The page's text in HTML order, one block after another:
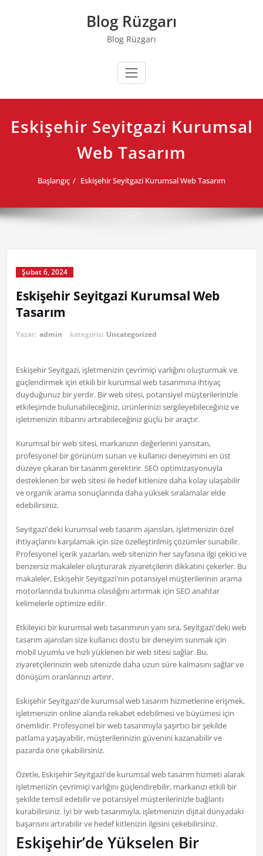
Blog Rüzgarı
Blog Rüzgarı
Eskişehir Seyitgazi Kurumsal
Web Tasarım
Başlangıç Eskişehir Seyitgazi Kurumsal Web Tasarım
Şubat 6, 2024
Eskişehir Seyitgazi Kurumsal Web
Tasarım
Yazar: admin kategorisi Uncategorized
Eskişehir Seyitgazi, işletmenizin çevrimiçi varlığını oluşturmak ve
güçlendirmek için etkili bir kurumsal web tasarımına ihtiyaç
duyduğunuz bir yerdir. Bir web sitesi, potansiyel müşterilerinizle
etkileşimde bulunabileceğiniz, ürünlerinizi sergileyebileceğiniz ve
işletmenizin itibarını artırabileceğiniz güçlü bir araçtır.
Kurumsal bir web sitesi, markanızın değerlerini yansıtan,
profesyonel bir görünüm sunan ve kullanıcı deneyimini en üst
düzeye çıkaran bir tasarım gerektirir. SEO optimizasyonuyla
desteklenen bir web sitesi ile hedef kitlenize daha kolay ulaşabilir
ve organik arama sonuçlarında daha yüksek sıralamalar elde
edebilirsiniz.
Seyitgazi'deki kurumsal web tasarım ajansları, işletmenizin özel
ihtiyaçlarını karşılamak için size özelleştirilmiş çözümler sunabilir.
Profesyonel içerik yazarları, web sitenizin her sayfasına ilgi çekici ve
benzersiz makaleler oluşturarak ziyaretçilerin dikkatini çekerler. Bu
makaleler, Eskişehir Seyitgazi'nin potansiyel müşterilerinin arama
motorlarında bulunma olasılığını artırmak için SEO anahtar
kelimelerle optimize edilir.
Etkileyici bir kurumsal web tasarımının yanı sıra, Seyitgazi'deki web
tasarım ajansları size kullanıcı dostu bir deneyim sunmak için
mobil uyumlu ve hızlı yüklenen bir web sitesi sağlar. Bu,
ziyaretçilerinizin web sitenizde daha uzun süre kalmasını sağlar ve
dönüşüm oranlarınızı artırır.
Eskişehir Seyitgazi'de kurumsal web tasarım hizmetlerine erişmek,
işletmenizin online alanda rekabet edebilmesi ve büyümesi için
önemlidir. Profesyonel bir web tasarımıyla şaşırtıcı bir şekilde
patlama yaşayabilir, müşterilerinizin güvenini kazanabilir ve
pazarda öne çıkabilirsiniz.
Özetle, Eskişehir Seyitgazi'de kurumsal web tasarım hizmeti alarak
işletmenizin çevrimiçi varlığını güçlendirebilir, markanızı etkili bir
şekilde temsil edebilir ve potansiyel müşterilerinizle bağlantı
kurabilirsiniz. İyi bir web tasarımıyla, işletmenizin dijital dünyadaki
başarısını artırabilir ve hedef kitlenizin ilgisini çekebilirsiniz.
Eskişehir’de Yükselen Bir